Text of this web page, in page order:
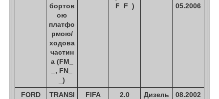
бортов
ою
платфо
рмою/
ходова
частин
а (FM_
_, FN_
_)
F_F_)
05.2006
FORD
TRANSI
FIFA
2.0
Дизель
08.2002